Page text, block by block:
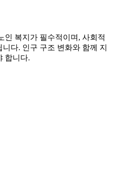
인 복지가 필수적이며, 사회적
다. 인구 구조 변화와 함께 지
합니다.